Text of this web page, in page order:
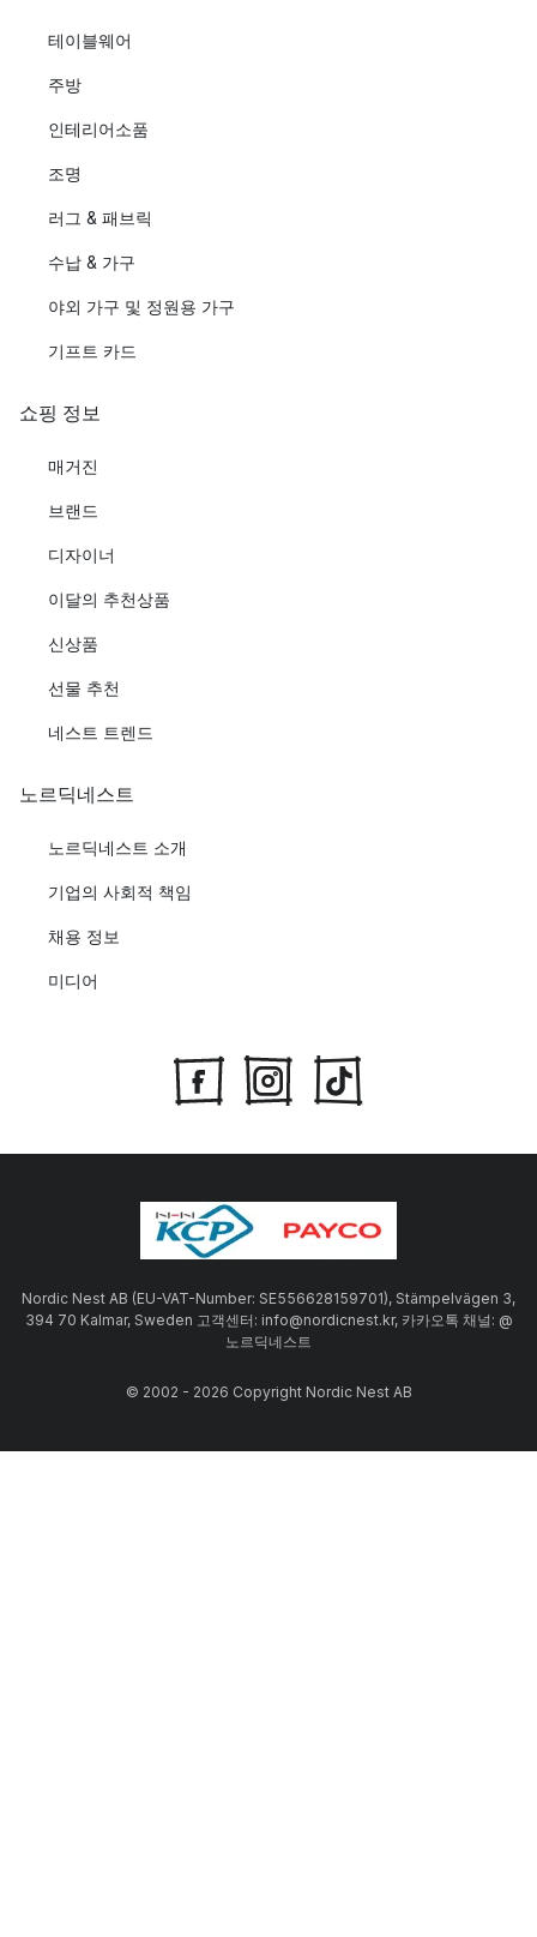
테이블웨어
주방
인테리어소품
조명
러그 & 패브릭
수납 & 가구
야외 가구 및 정원용 가구
기프트 카드
쇼핑 정보
매거진
브랜드
디자이너
이달의 추천상품
신상품
선물 추천
네스트 트렌드
노르딕네스트
노르딕네스트 소개
기업의 사회적 책임
채용 정보
미디어
Nordic Nest AB (EU-VAT-Number: SE556628159701), Stämpelvägen 3,
394 70 Kalmar, Sweden 고객센터: info@nordicnest.kr, 카카오톡 채널: @
노르딕네스트
© 2002 - 2026 Copyright Nordic Nest AB